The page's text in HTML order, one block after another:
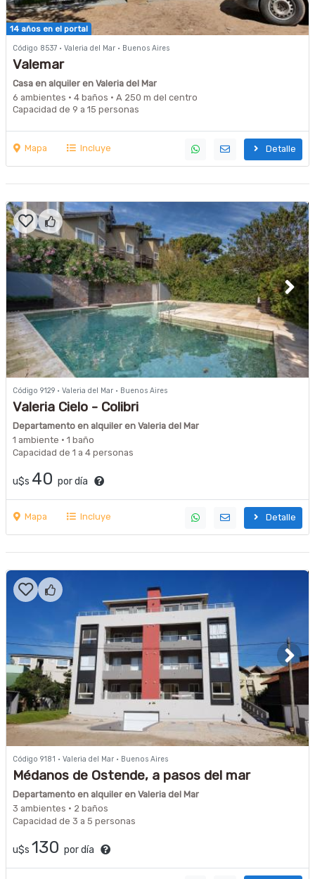
14 años en el portal
Código 8537 · Valeria del Mar · Buenos Aires
Valemar
Casa en alquiler en Valeria del Mar
6 ambientes · 4 baños · A 250 m del centro
Capacidad de 9 a 15 personas
Mapa Incluye Detalle
Código 9129 · Valeria del Mar · Buenos Aires
Valeria Cielo - Colibri
Departamento en alquiler en Valeria del Mar
1 ambiente · 1 baño
Capacidad de 1 a 4 personas
u$s 40 por día
Mapa Incluye Detalle
Código 9181 · Valeria del Mar · Buenos Aires
Médanos de Ostende, a pasos del mar
Departamento en alquiler en Valeria del Mar
3 ambientes · 2 baños
Capacidad de 3 a 5 personas
u$s 130 por día